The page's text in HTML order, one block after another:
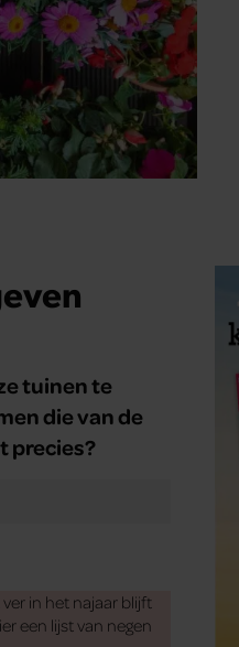
tuinen te
die van de
precies?
in het najaar blijft
een lijst van negen